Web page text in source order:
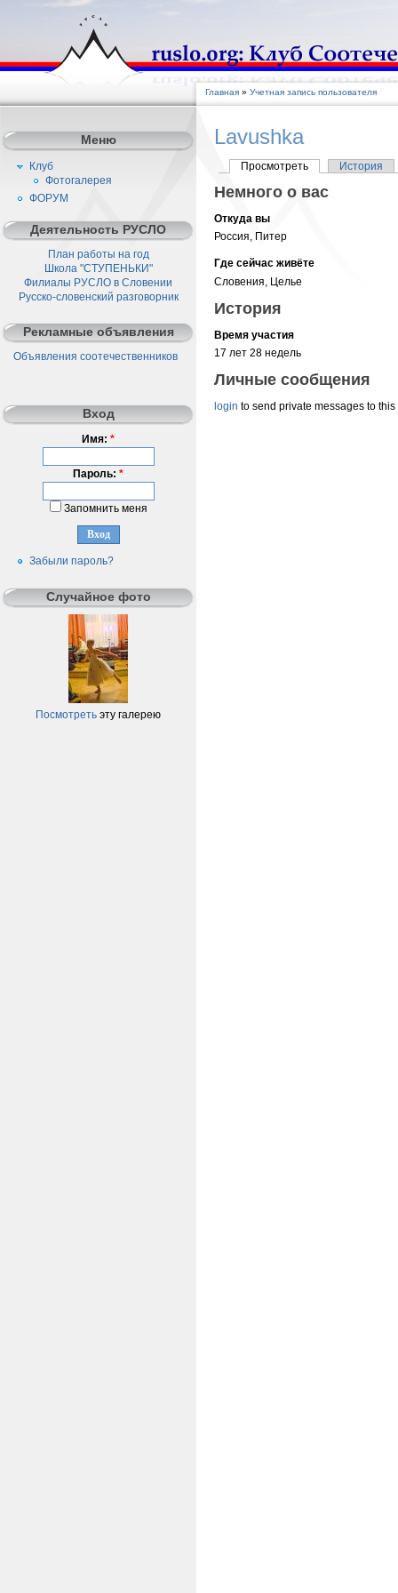
Главная » Учетная запись пользователя
Lavushka
Просмотреть История
Немного о вас
Откуда вы
Россия, Питер
Где сейчас живёте
Словения, Целье
История
Время участия
17 лет 28 недель
Личные сообщения
login to send private messages to this
Меню
Клуб
Фотогалерея
ФОРУМ
Деятельность РУСЛО
План работы на год
Школа "СТУПЕНЬКИ"
Филиалы РУСЛО в Словении
Русско-словенский разговорник
Рекламные объявления
Объявления соотечественников
Вход
Имя: *
Пароль: *
Запомнить меня
Забыли пароль?
Случайное фото
Посмотреть эту галерею